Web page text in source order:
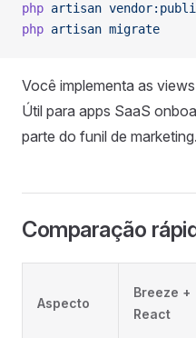
php artisan
php artisan migrate
Você implementa as
Útil para apps SaaS
parte do funil de marketing.
Comparação
Aspecto
Breeze +
React